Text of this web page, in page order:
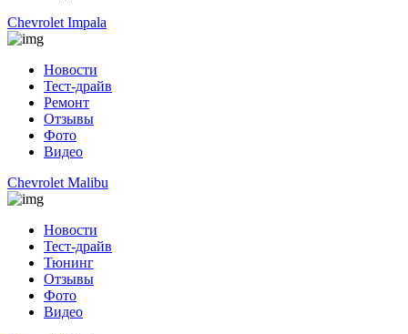
Chevrolet Impala
Новости
Тест-драйв
Ремонт
Отзывы
Фото
Видео
Chevrolet Malibu
Новости
Тест-драйв
Тюнинг
Отзывы
Фото
Видео